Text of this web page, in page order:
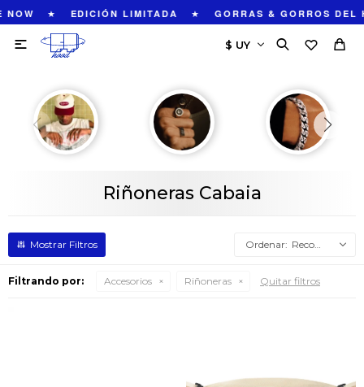
★ EDICIÓN LIMITADA ★ GORRAS & GORROS DEL

Riñoneras Cabaia
Recomendados
Filtrando por: Accesorios Riñoneras Quitar filtros